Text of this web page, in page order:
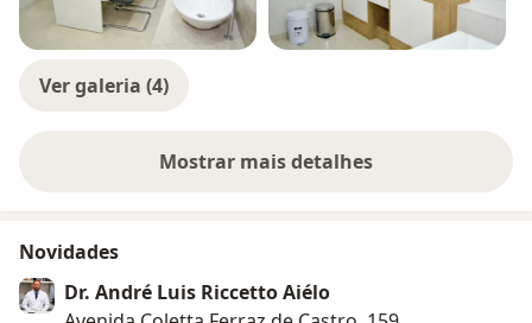
Ver galeria (4)
Mostrar mais detalhes
sobre a experiência
Novidades
Dr. André Luis Riccetto Aiélo